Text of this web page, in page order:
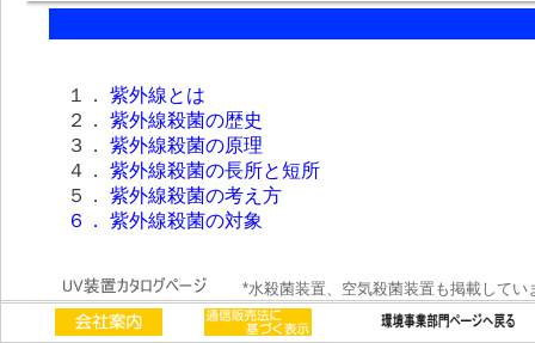
１． 紫外線とは
２． 紫外線殺菌の歴史
３． 紫外線殺菌の原理
４． 紫外線殺菌の長所と短所
５．
紫外線殺菌の考え方
６． 紫外線殺菌の対象
*水殺菌装置、空気殺菌装置も掲載してい